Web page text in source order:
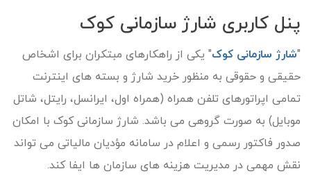
پنل کاربری شارژ سازمانی کوک
"شارژ سازمانی کوک" یکی از راهکارهای مبتکران برای اشخاص
حقیقی و حقوقی به منظور خرید شارژ و بسته­ های اینترنت
تمامی اپراتورهای تلفن همراه (همراه اول، ایرانسل، رایتل، شاتل
موبایل) به صورت گروهی می باشد. شارژ سازمانی کوک با امکان
صدور فاکتور رسمی و اعلام در سامانه مؤدیان مالیاتی می تواند
نقش مهمی در مدیریت هزینه های سازمان ها ایفا کند.